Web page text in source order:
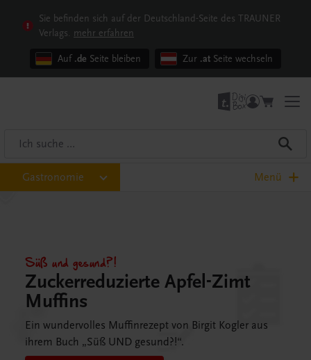
Sie befinden sich auf der Deutschland-Seite des TRAUNER
Verlags. mehr erfahren
Auf .de Seite bleiben Zur .at Seite wechseln
Gastronomie Menü
Süß und gesund?!
Zuckerreduzierte Apfel-Zimt
Muffins
Ein wundervolles Muffinrezept von Birgit Kogler aus
ihrem Buch „Süß UND gesund?!“.